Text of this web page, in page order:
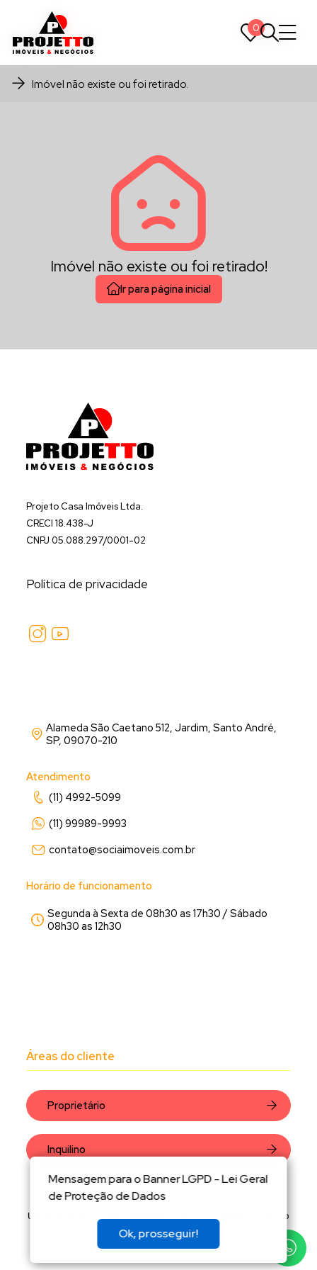
0
0
Imóvel não existe ou foi retirado.
Imóvel não existe ou foi retirado!
Ir para página inicial
Projeto Casa Imóveis Ltda.
CRECI 18.438-J
CNPJ 05.088.297/0001-02
Política de privacidade
Alameda São Caetano 512, Jardim, Santo André,
SP, 09070-210
Atendimento
(11) 4992-5099
(11) 99989-9993
contato@sociaimoveis.com.br
Horário de funcionamento
Segunda à Sexta de 08h30 as 17h30 / Sábado
08h30 as 12h30
Áreas do cliente
Proprietário
Inquilino
Um projeto Robustcrm.io
Mensagem para o Banner LGPD - Lei Geral
de Proteção de Dados
Ok, prosseguir!